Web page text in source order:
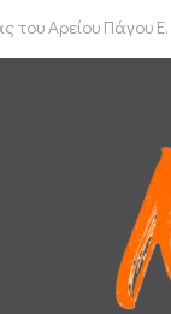
του Αρείου Πάγου
θέση η